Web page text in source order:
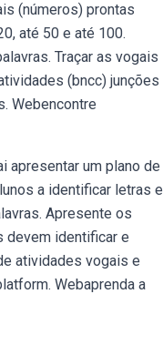
(números) prontas
até 50 e até 100.
Traçar as vogais
(bncc) junções
Webencontre
apresentar um plano de
a identificar letras e
Apresente os
devem identificar e
atividades vogais e
Webaprenda a